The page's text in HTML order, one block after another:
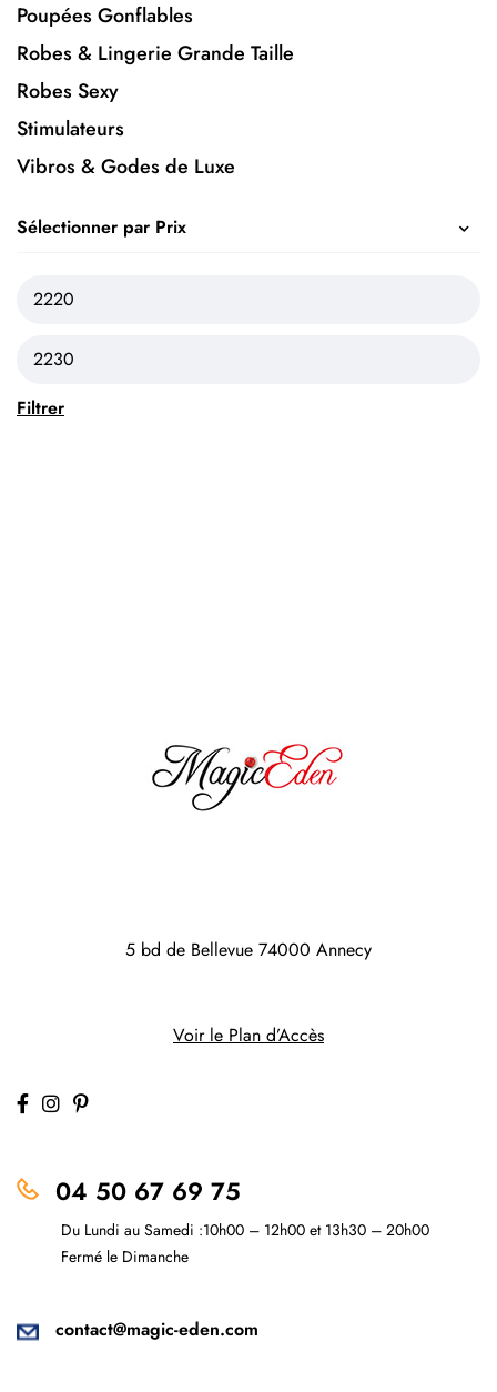
Poupées Gonflables
Robes & Lingerie Grande Taille
Robes Sexy
Stimulateurs
Vibros & Godes de Luxe
Sélectionner par Prix
Filtrer
5 bd de Bellevue 74000 Annecy
Voir le Plan d’Accès
04 50 67 69 75
Du Lundi au Samedi :10h00 – 12h00 et 13h30 – 20h00
Fermé le Dimanche
contact@magic-eden.com